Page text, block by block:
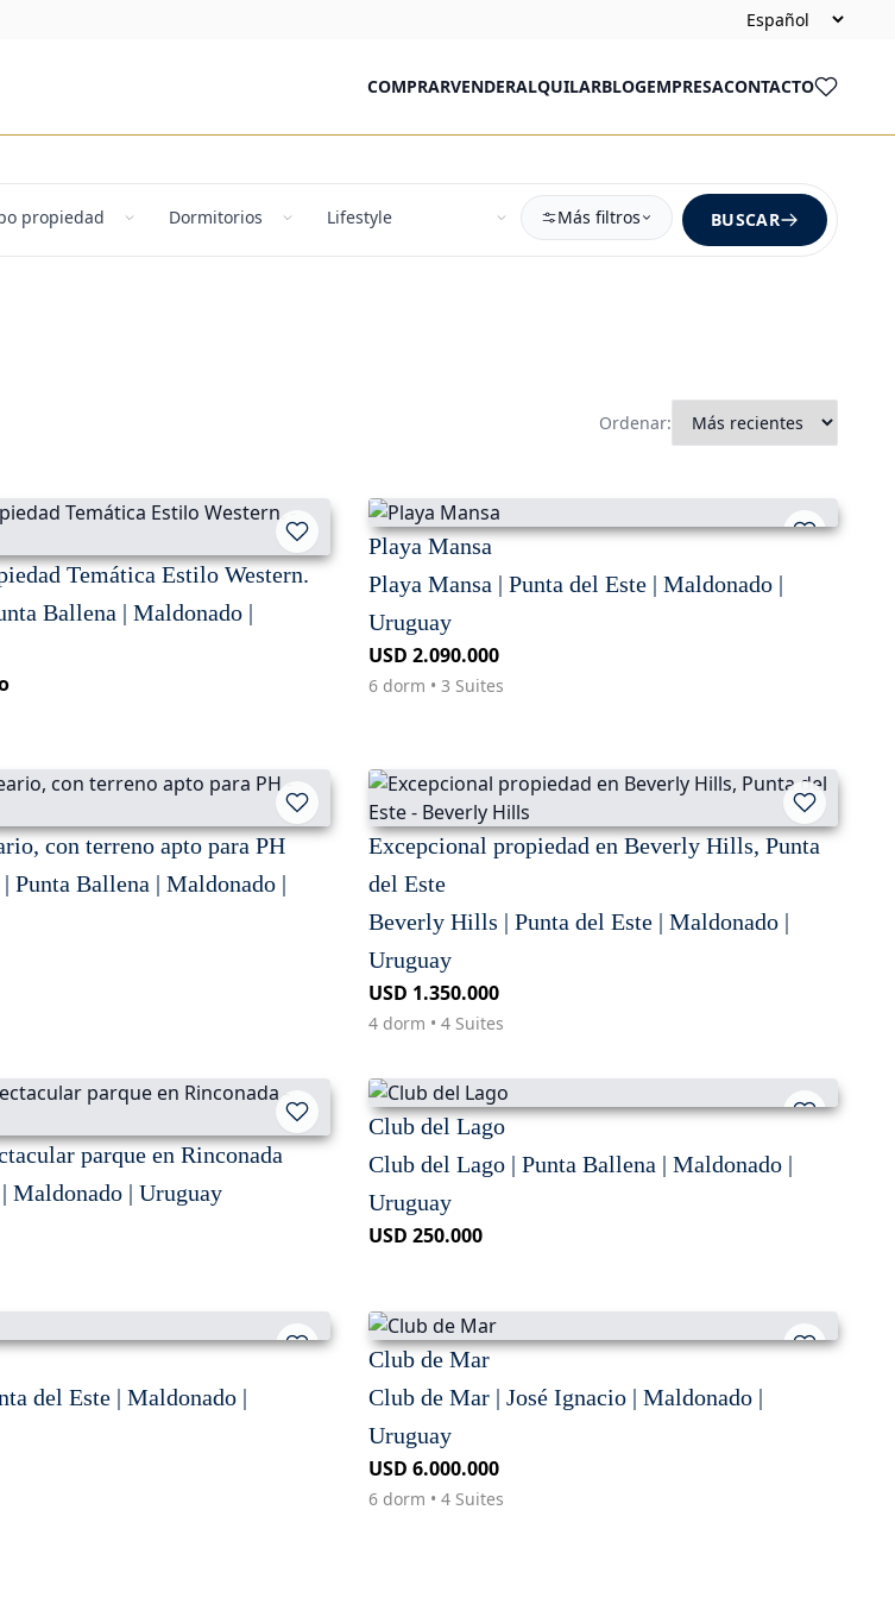
COMPRARVENDERALQUILARBLOGEMPRESACONTACTO
Más filtros BUSCAR
Ordenar:
Temática Estilo Western.
Ballena | Maldonado |
Playa Mansa
Playa Mansa | Punta del Este | Maldonado |
Uruguay
USD 2.090.000
6 dorm • 3 Suites
con terreno apto para PH
Punta Ballena | Maldonado |
Excepcional propiedad en Beverly Hills, Punta
del Este
Beverly Hills | Punta del Este | Maldonado |
Uruguay
USD 1.350.000
4 dorm • 4 Suites
parque en Rinconada
Maldonado | Uruguay
Club del Lago
Club del Lago | Punta Ballena | Maldonado |
Uruguay
USD 250.000
del Este | Maldonado |
Club de Mar
Club de Mar | José Ignacio | Maldonado |
Uruguay
USD 6.000.000
6 dorm • 4 Suites